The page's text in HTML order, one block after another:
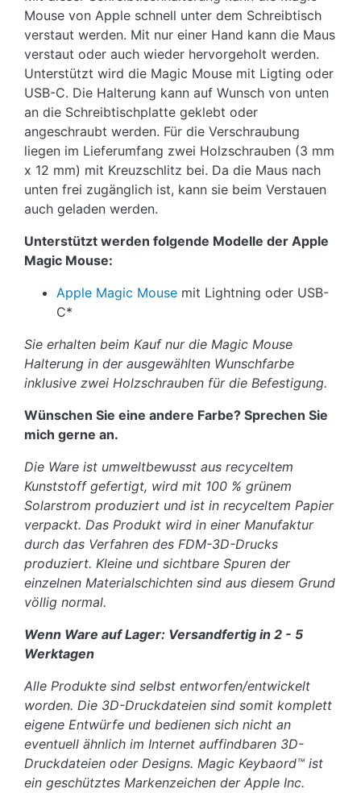
Mouse von Apple schnell unter dem Schreibtisch
verstaut werden. Mit nur einer Hand kann die Maus
verstaut oder auch wieder hervorgeholt werden.
Unterstützt wird die Magic Mouse mit Ligting oder
USB-C. Die Halterung kann auf Wunsch von unten
an die Schreibtischplatte geklebt oder
angeschraubt werden. Für die Verschraubung
liegen im Lieferumfang zwei Holzschrauben (3 mm
x 12 mm) mit Kreuzschlitz bei. Da die Maus nach
unten frei zugänglich ist, kann sie beim Verstauen
auch geladen werden.
Unterstützt werden folgende Modelle der Apple
Magic Mouse:
Apple Magic Mouse mit Lightning oder USB-
C*
Sie erhalten beim Kauf nur die Magic Mouse
Halterung in der ausgewählten Wunschfarbe
inklusive zwei Holzschrauben für die Befestigung.
Wünschen Sie eine andere Farbe? Sprechen Sie
mich gerne an.
Die Ware ist umweltbewusst aus recyceltem
Kunststoff gefertigt, wird mit 100 % grünem
Solarstrom produziert und ist in recyceltem Papier
verpackt. Das Produkt wird in einer Manufaktur
durch das Verfahren des FDM-3D-Drucks
produziert. Kleine und sichtbare Spuren der
einzelnen Materialschichten sind aus diesem Grund
völlig normal.
Wenn Ware auf Lager: Versandfertig in 2 - 5
Werktagen
Alle Produkte sind selbst entworfen/entwickelt
worden. Die 3D-Druckdateien sind somit komplett
eigene Entwürfe und bedienen sich nicht an
eventuell ähnlich im Internet auffindbaren 3D-
Druckdateien oder Designs. Magic Keybaord™ ist
ein geschütztes Markenzeichen der Apple Inc.